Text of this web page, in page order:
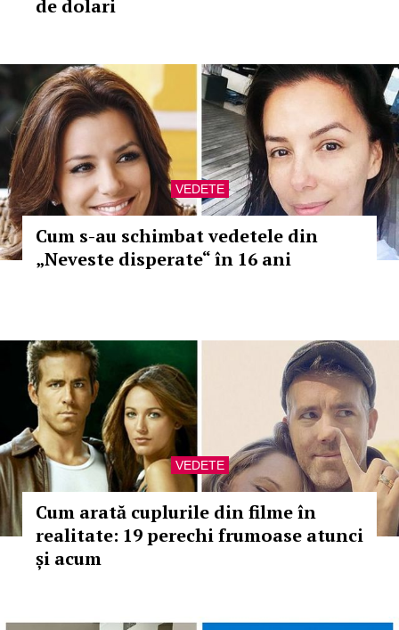
de dolari
VEDETE
Cum s-au schimbat vedetele din
„Neveste disperate“ în 16 ani
VEDETE
Cum arată cuplurile din filme în
realitate: 19 perechi frumoase atunci
și acum